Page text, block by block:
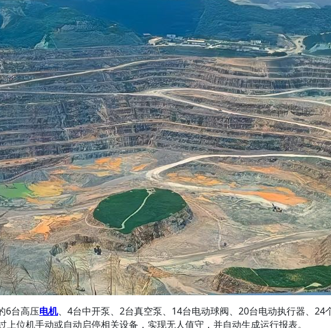
6台高压电机、4台中开泵、2台真空泵、14台电动球阀、20台电动执行器、24
上位机手动或自动启停相关设备，实现无人值守，并自动生成运行报表。